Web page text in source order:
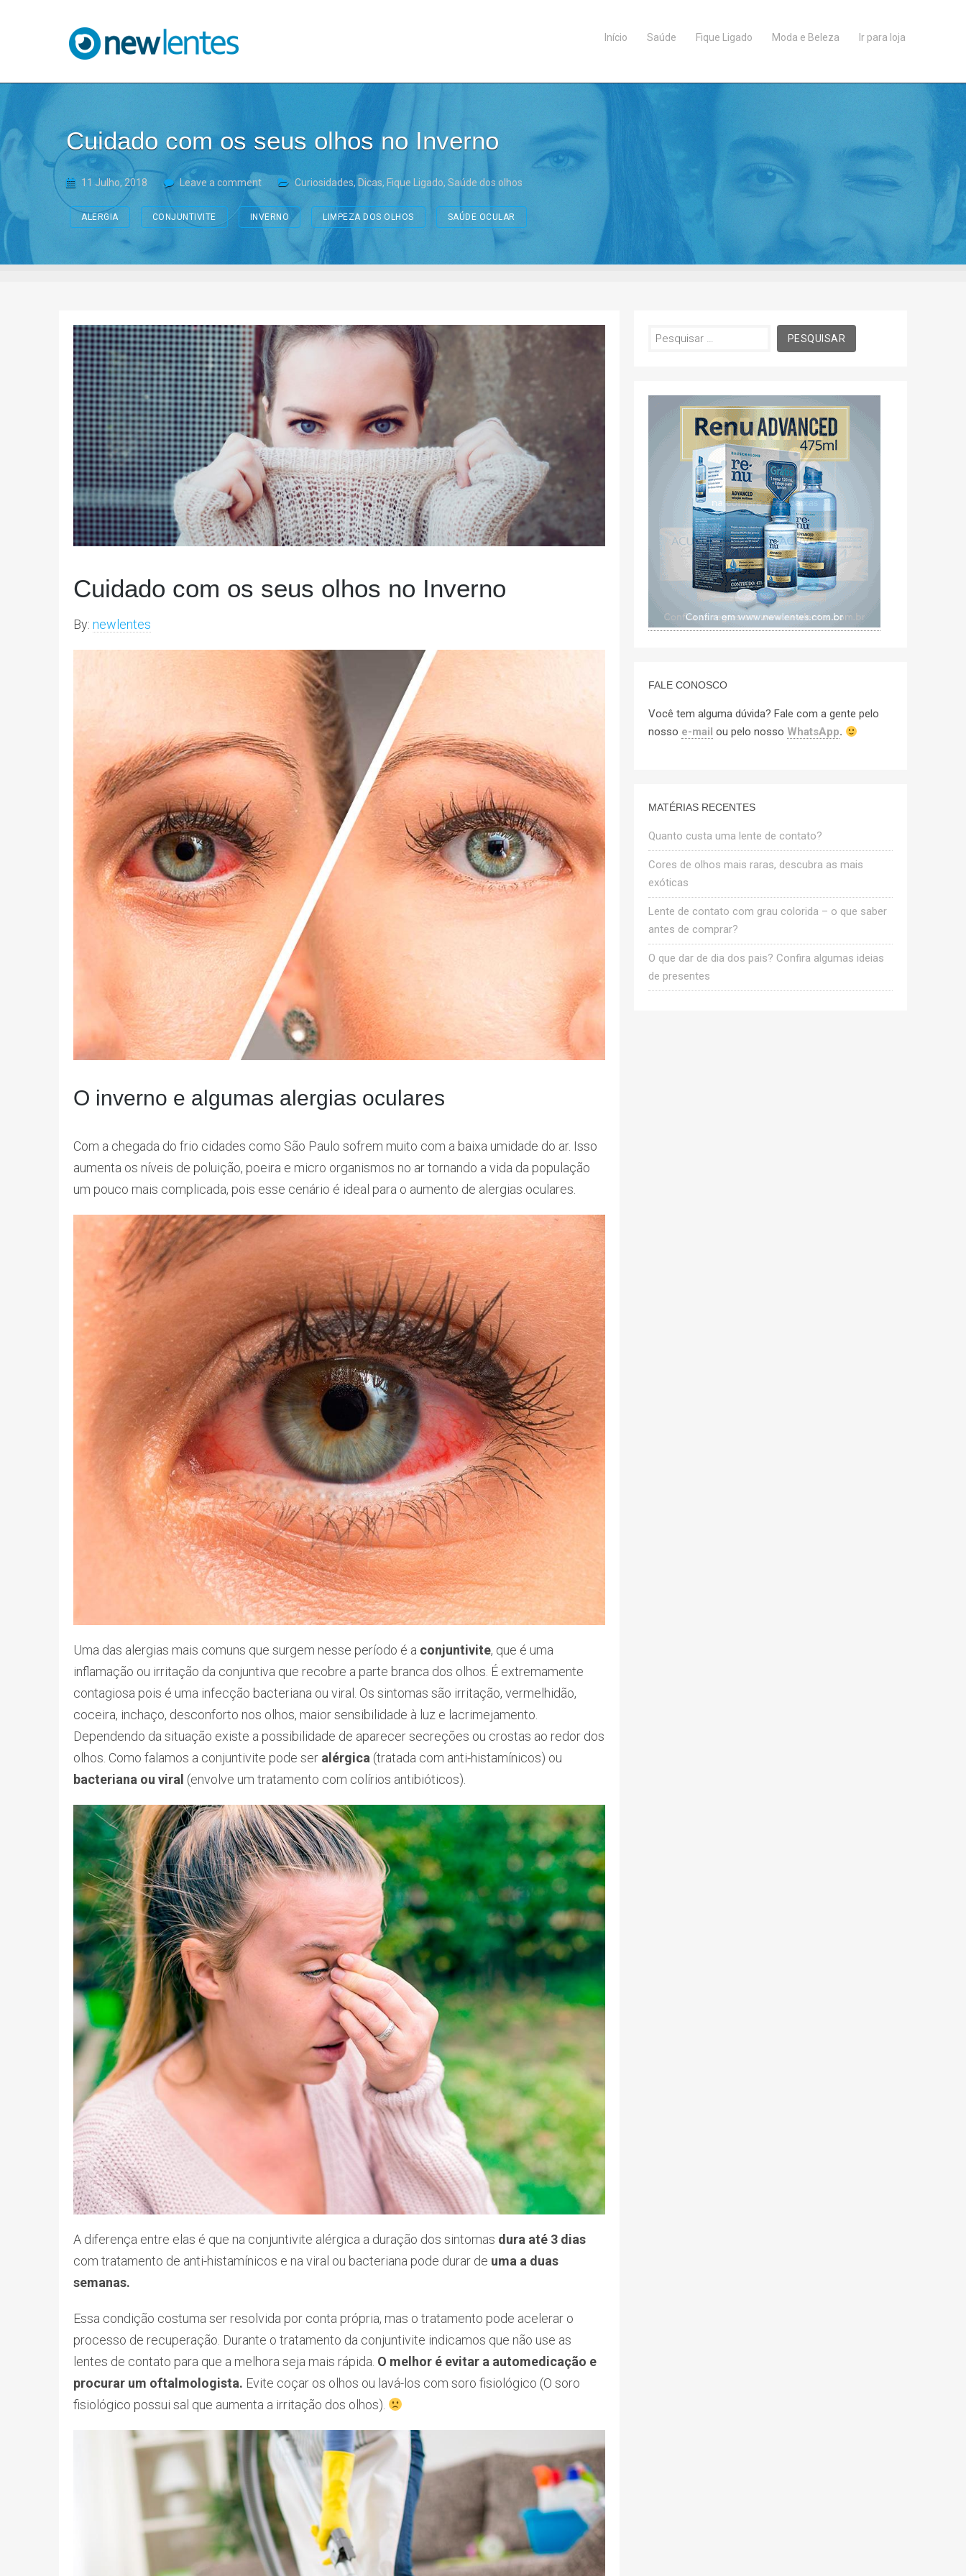
Blog NewLentes Início Saúde Fique Ligado Moda e Beleza Ir para loja
Cuidado com os seus olhos no Inverno
11 Julho, 2018 Leave a comment Curiosidades, Dicas, Fique Ligado, Saúde dos olhos
ALERGIA CONJUNTIVITE INVERNO LIMPEZA DOS OLHOS SAÚDE OCULAR
Cuidado com os seus olhos no Inverno
By: newlentes
O inverno e algumas alergias oculares
Com a chegada do frio cidades como São Paulo sofrem muito com a baixa umidade do ar. Isso
aumenta os níveis de poluição, poeira e micro organismos no ar tornando a vida da população
um pouco mais complicada, pois esse cenário é ideal para o aumento de alergias oculares.
Uma das alergias mais comuns que surgem nesse período é a conjuntivite, que é uma
inflamação ou irritação da conjuntiva que recobre a parte branca dos olhos. É extremamente
contagiosa pois é uma infecção bacteriana ou viral. Os sintomas são irritação, vermelhidão,
coceira, inchaço, desconforto nos olhos, maior sensibilidade à luz e lacrimejamento.
Dependendo da situação existe a possibilidade de aparecer secreções ou crostas ao redor dos
olhos. Como falamos a conjuntivite pode ser alérgica (tratada com anti-histamínicos) ou
bacteriana ou viral (envolve um tratamento com colírios antibióticos).
A diferença entre elas é que na conjuntivite alérgica a duração dos sintomas dura até 3 dias
com tratamento de anti-histamínicos e na viral ou bacteriana pode durar de uma a duas
semanas.
Essa condição costuma ser resolvida por conta própria, mas o tratamento pode acelerar o
processo de recuperação. Durante o tratamento da conjuntivite indicamos que não use as
lentes de contato para que a melhora seja mais rápida. O melhor é evitar a automedicação e
procurar um oftalmologista. Evite coçar os olhos ou lavá-los com soro fisiológico (O soro
fisiológico possui sal que aumenta a irritação dos olhos).
Pesquisar
FALE CONOSCO
Você tem alguma dúvida? Fale com a gente pelo
nosso e-mail ou pelo nosso WhatsApp.
MATÉRIAS RECENTES
Quanto custa uma lente de contato?
Cores de olhos mais raras, descubra as mais
exóticas
Lente de contato com grau colorida – o que saber
antes de comprar?
O que dar de dia dos pais? Confira algumas ideias
de presentes